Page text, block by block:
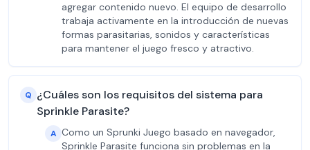
agregar contenido nuevo. El equipo de desarrollo
trabaja activamente en la introducción de nuevas
formas parasitarias, sonidos y características
para mantener el juego fresco y atractivo.
Q ¿Cuáles son los requisitos del sistema para
Sprinkle Parasite?
A Como un Sprunki Juego basado en navegador,
Sprinkle Parasite funciona sin problemas en la